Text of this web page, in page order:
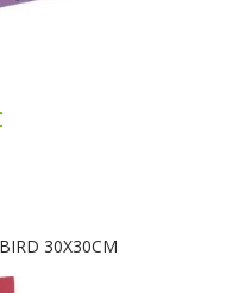
30X30CM